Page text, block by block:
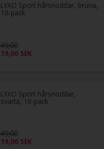
LYXO Sport hårsnoddar, bruna,
10-pack
49,00
19,00 SEK
LYXO Sport hårsnoddar,
svarta, 10-pack
49,00
19,00 SEK